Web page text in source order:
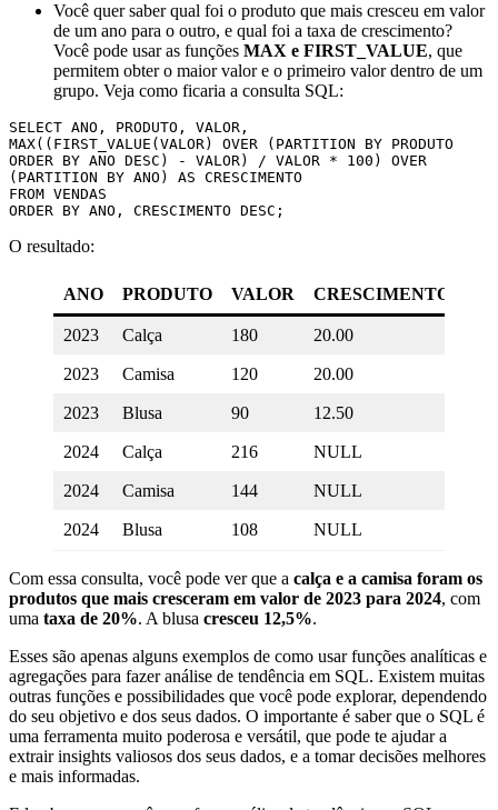
Você quer saber qual foi o produto que mais cresceu em valor
de um ano para o outro, e qual foi a taxa de crescimento?
Você pode usar as funções MAX e FIRST_VALUE, que
permitem obter o maior valor e o primeiro valor dentro de um
grupo. Veja como ficaria a consulta SQL:
SELECT ANO, PRODUTO, VALOR,
MAX((FIRST_VALUE(VALOR) OVER (PARTITION BY PRODUTO
ORDER BY ANO DESC) - VALOR) / VALOR * 100) OVER
(PARTITION BY ANO) AS CRESCIMENTO
FROM VENDAS
O resultado:
ANO PRODUTO VALOR CRESCIMENTO
2023 Calça 180 20.00
2023 Camisa 120 20.00
2023 Blusa 90 12.50
2024 Calça 216 NULL
2024 Camisa 144 NULL
2024 Blusa 108 NULL
Com essa consulta, você pode ver que a calça e a camisa foram os
produtos que mais cresceram em valor de 2023 para 2024, com
uma taxa de 20%. A blusa cresceu 12,5%.
Esses são apenas alguns exemplos de como usar funções analíticas e
agregações para fazer análise de tendência em SQL. Existem muitas
outras funções e possibilidades que você pode explorar, dependendo
do seu objetivo e dos seus dados. O importante é saber que o SQL é
uma ferramenta muito poderosa e versátil, que pode te ajudar a
extrair insights valiosos dos seus dados, e a tomar decisões melhores
e mais informadas.